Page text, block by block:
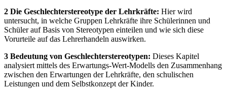
2 Die Geschlechterstereotype der Lehrkräfte: Hier wird
untersucht, in welche Gruppen Lehrkräfte ihre Schülerinnen und
Schüler auf Basis von Stereotypen einteilen und wie sich diese
Vorurteile auf das Lehrerhandeln auswirken.
3 Bedeutung von Geschlechterstereotypen: Dieses Kapitel
analysiert mittels des Erwartungs-Wert-Modells den Zusammenhang
zwischen den Erwartungen der Lehrkräfte, den schulischen
Leistungen und dem Selbstkonzept der Kinder.